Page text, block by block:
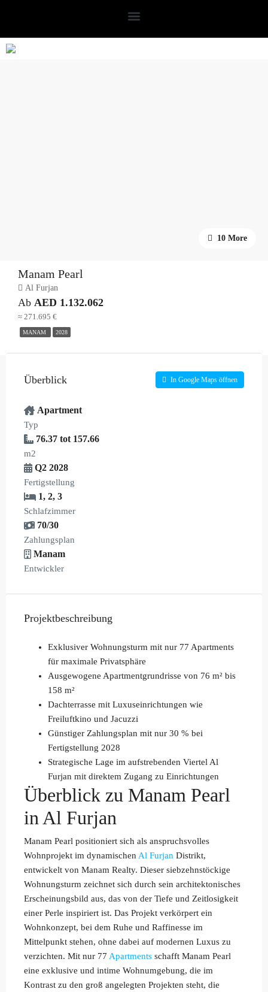
10 More
Manam Pearl
Al Furjan
Ab AED 1.132.062
≈ 271.695 €
MANAM 2028
Überblick In Google Maps öffnen
Apartment
Typ
76.37 tot 157.66
m2
Q2 2028
Fertigstellung
1, 2, 3
Schlafzimmer
70/30
Zahlungsplan
Manam
Entwickler
Projektbeschreibung
Exklusiver Wohnungsturm mit nur 77 Apartments
für maximale Privatsphäre
Ausgewogene Apartmentgrundrisse von 76 m² bis
158 m²
Dachterrasse mit Luxuseinrichtungen wie
Freiluftkino und Jacuzzi
Günstiger Zahlungsplan mit nur 30 % bei
Fertigstellung 2028
Strategische Lage im aufstrebenden Viertel Al
Furjan mit direktem Zugang zu Einrichtungen
Überblick zu Manam Pearl
in Al Furjan
Manam Pearl positioniert sich als anspruchsvolles
Wohnprojekt im dynamischen Al Furjan Distrikt,
entwickelt von Manam Realty. Dieser siebzehnstöckige
Wohnungsturm zeichnet sich durch sein architektonisches
Erscheinungsbild aus, das von der Tiefe und Zeitlosigkeit
einer Perle inspiriert ist. Das Projekt verkörpert ein
Wohnkonzept, bei dem Ruhe und Raffinesse im
Mittelpunkt stehen, ohne dabei auf modernen Luxus zu
verzichten. Mit nur 77 Apartments schafft Manam Pearl
eine exklusive und intime Wohnumgebung, die im
Kontrast zu den groß angelegten Projekten steht, die